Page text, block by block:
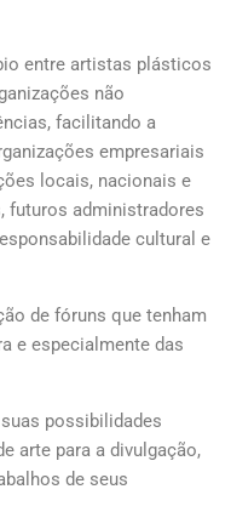
entre artistas plásticos
não
facilitando a
empresariais
locais, nacionais e
futuros administradores
cultural e
de fóruns que tenham
e especialmente das
possibilidades
arte para a divulgação,
de seus